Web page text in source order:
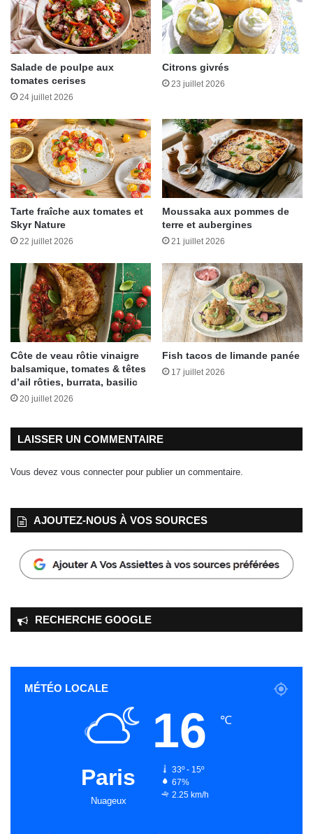
è
n
e
D
e
f
o
s
e
z
a
u
x
É
d
i
T
e
r
r
e
v
t
h
o
c
o
l
a
t
o
r
s
é
Salade de poulpe aux
tomates cerises
24 juillet 2026
Citrons givrés
23 juillet 2026
Tarte fraîche aux tomates et
Skyr Nature
22 juillet 2026
Moussaka aux pommes de
terre et aubergines
21 juillet 2026
Côte de veau rôtie vinaigre
balsamique, tomates & têtes
d’ail rôties, burrata, basilic
20 juillet 2026
Fish tacos de limande panée
17 juillet 2026
LAISSER UN COMMENTAIRE
Vous devez vous connecter pour publier un commentaire.
AJOUTEZ‑NOUS À VOS SOURCES
RECHERCHE GOOGLE
MÉTÉO LOCALE
Paris
Nuageux
16 ℃
33º - 15º
67%
2.25 km/h